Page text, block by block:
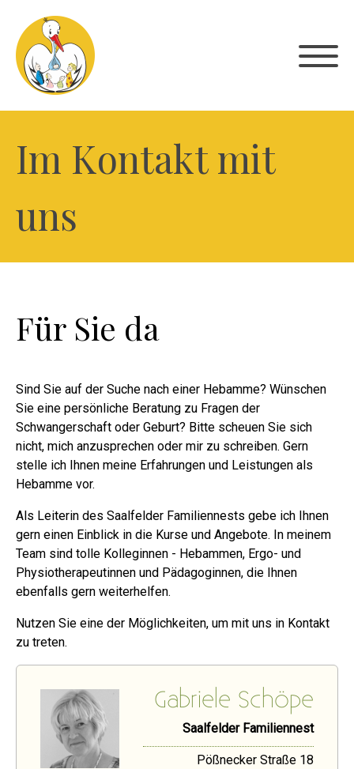
Im Kontakt mit
uns
Für Sie da
Sind Sie auf der Suche nach einer Hebamme? Wünschen
Sie eine persönliche Beratung zu Fragen der
Schwangerschaft oder Geburt? Bitte scheuen Sie sich
nicht, mich anzusprechen oder mir zu schreiben. Gern
stelle ich Ihnen meine Erfahrungen und Leistungen als
Hebamme vor.
Als Leiterin des Saalfelder Familiennests gebe ich Ihnen
gern einen Einblick in die Kurse und Angebote. In meinem
Team sind tolle Kolleginnen - Hebammen, Ergo- und
Physiotherapeutinnen und Pädagoginnen, die Ihnen
ebenfalls gern weiterhelfen.
Nutzen Sie eine der Möglichkeiten, um mit uns in Kontakt
zu treten.
Gabriele Schöpe
Saalfelder Familiennest
Pößnecker Straße 18